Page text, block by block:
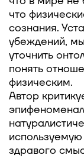
что
сознания.
убеждений,
уточнить
понять
физическим.
Автор
здравого